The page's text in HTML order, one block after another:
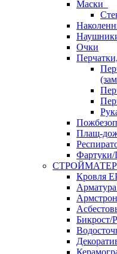
Маски
Очки
Плащ-
Кровля
Арматура
Бикрост/